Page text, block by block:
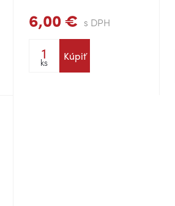
6,00 € s DPH
ks Kúpiť